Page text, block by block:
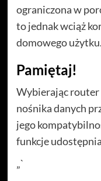
ograniczona w
to jednak wciąż
domowego użytku.
Pamiętaj!
Wybierając router
nośnika danych
jego
funkcje
„`